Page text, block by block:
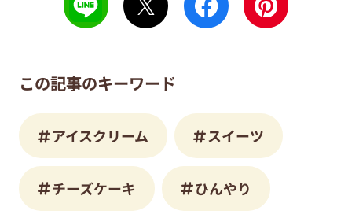
この記事のキーワード
アイスクリーム スイーツ
チーズケーキ ひんやり